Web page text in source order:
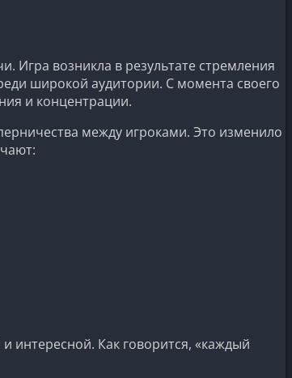
Игра возникла в результате стремления
широкой аудитории. С момента своего
и концентрации.
между игроками. Это изменило
интересной. Как говорится, «каждый